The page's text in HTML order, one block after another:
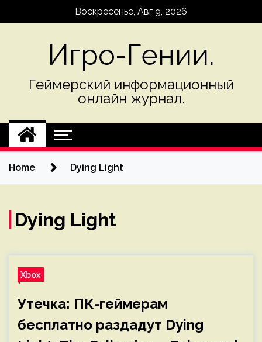
Воскресенье, Авг 9, 2026
Игро-Гении.
Геймерский информационный
онлайн журнал.
Home Dying Light
Dying Light
Xbox
Утечка: ПК-геймерам
бесплатно раздадут Dying